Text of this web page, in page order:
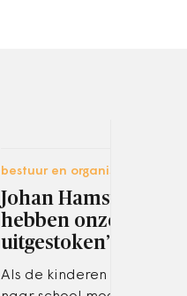
bestuur en organisatie
Johan Hamster: ‘We
hebben onze nek
uitgestoken’
Als de kinderen toch niet